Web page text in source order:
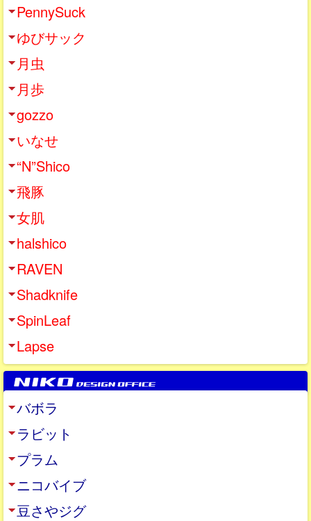
PennySuck
ゆびサック
月虫
月歩
gozzo
いなせ
“N”Shico
飛豚
女肌
halshico
RAVEN
Shadknife
SpinLeaf
Lapse
バボラ
ラビット
プラム
ニコバイブ
豆さやジグ